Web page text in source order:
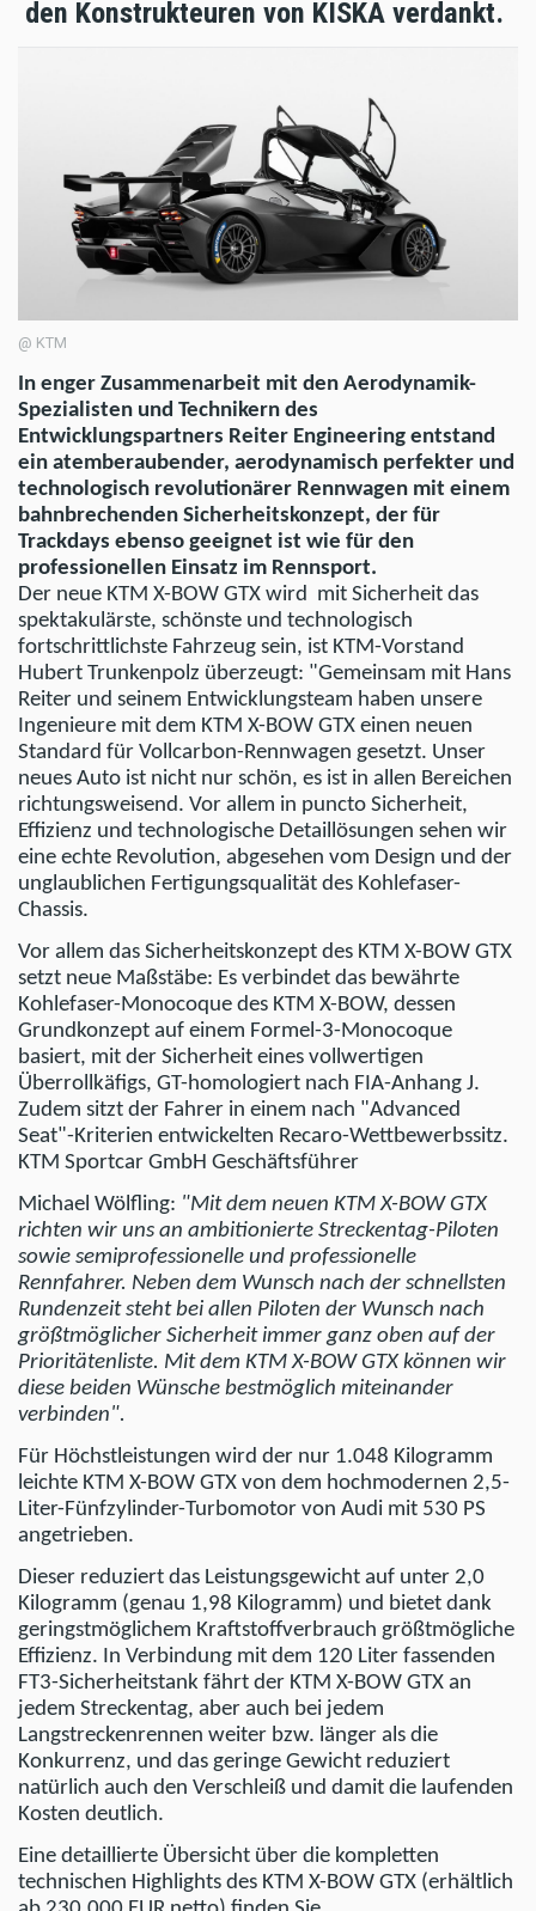
den Konstrukteuren von KISKA verdankt.
@ KTM
In enger Zusammenarbeit mit den Aerodynamik-
Spezialisten und Technikern des
Entwicklungspartners Reiter Engineering entstand
ein atemberaubender, aerodynamisch perfekter und
technologisch revolutionärer Rennwagen mit einem
bahnbrechenden Sicherheitskonzept, der für
Trackdays ebenso geeignet ist wie für den
professionellen Einsatz im Rennsport.
Der neue KTM X-BOW GTX wird mit Sicherheit das
spektakulärste, schönste und technologisch
fortschrittlichste Fahrzeug sein, ist KTM-Vorstand
Hubert Trunkenpolz überzeugt: "Gemeinsam mit Hans
Reiter und seinem Entwicklungsteam haben unsere
Ingenieure mit dem KTM X-BOW GTX einen neuen
Standard für Vollcarbon-Rennwagen gesetzt. Unser
neues Auto ist nicht nur schön, es ist in allen Bereichen
richtungsweisend. Vor allem in puncto Sicherheit,
Effizienz und technologische Detaillösungen sehen wir
eine echte Revolution, abgesehen vom Design und der
unglaublichen Fertigungsqualität des Kohlefaser-
Chassis.
Vor allem das Sicherheitskonzept des KTM X-BOW GTX
setzt neue Maßstäbe: Es verbindet das bewährte
Kohlefaser-Monocoque des KTM X-BOW, dessen
Grundkonzept auf einem Formel-3-Monocoque
basiert, mit der Sicherheit eines vollwertigen
Überrollkäfigs, GT-homologiert nach FIA-Anhang J.
Zudem sitzt der Fahrer in einem nach "Advanced
Seat"-Kriterien entwickelten Recaro-Wettbewerbssitz.
KTM Sportcar GmbH Geschäftsführer
Michael Wölfling: "Mit dem neuen KTM X-BOW GTX
richten wir uns an ambitionierte Streckentag-Piloten
sowie semiprofessionelle und professionelle
Rennfahrer. Neben dem Wunsch nach der schnellsten
Rundenzeit steht bei allen Piloten der Wunsch nach
größtmöglicher Sicherheit immer ganz oben auf der
Prioritätenliste. Mit dem KTM X-BOW GTX können wir
diese beiden Wünsche bestmöglich miteinander
verbinden".
Für Höchstleistungen wird der nur 1.048 Kilogramm
leichte KTM X-BOW GTX von dem hochmodernen 2,5-
Liter-Fünfzylinder-Turbomotor von Audi mit 530 PS
angetrieben.
Dieser reduziert das Leistungsgewicht auf unter 2,0
Kilogramm (genau 1,98 Kilogramm) und bietet dank
geringstmöglichem Kraftstoffverbrauch größtmögliche
Effizienz. In Verbindung mit dem 120 Liter fassenden
FT3-Sicherheitstank fährt der KTM X-BOW GTX an
jedem Streckentag, aber auch bei jedem
Langstreckenrennen weiter bzw. länger als die
Konkurrenz, und das geringe Gewicht reduziert
natürlich auch den Verschleiß und damit die laufenden
Kosten deutlich.
Eine detaillierte Übersicht über die kompletten
technischen Highlights des KTM X-BOW GTX (erhältlich